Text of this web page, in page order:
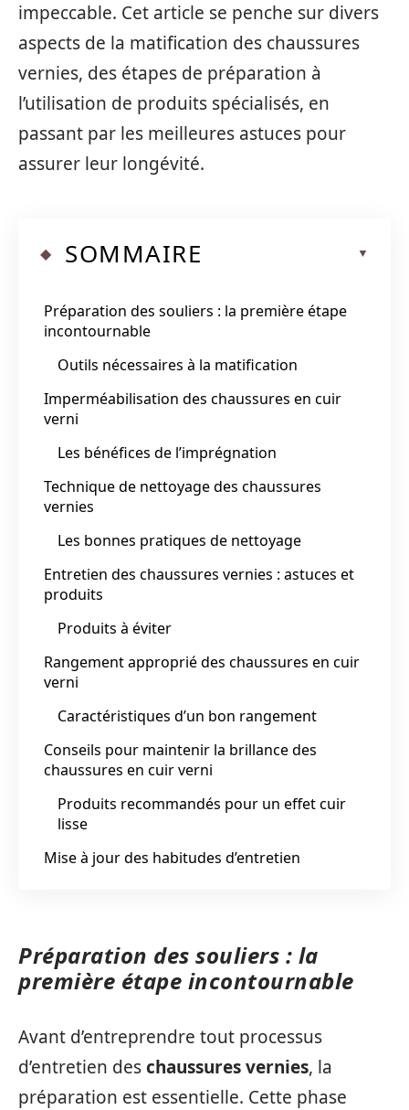
impeccable. Cet article se penche sur divers
aspects de la matification des chaussures
vernies, des étapes de préparation à
l’utilisation de produits spécialisés, en
passant par les meilleures astuces pour
assurer leur longévité.
SOMMAIRE
Préparation des souliers : la première étape
incontournable
Outils nécessaires à la matification
Imperméabilisation des chaussures en cuir
verni
Les bénéfices de l’imprégnation
Technique de nettoyage des chaussures
vernies
Les bonnes pratiques de nettoyage
Entretien des chaussures vernies : astuces et
produits
Produits à éviter
Rangement approprié des chaussures en cuir
verni
Caractéristiques d’un bon rangement
Conseils pour maintenir la brillance des
chaussures en cuir verni
Produits recommandés pour un effet cuir
lisse
Mise à jour des habitudes d’entretien
Préparation des souliers : la
première étape incontournable
Avant d’entreprendre tout processus
d’entretien deschaussures vernies, la
préparation est essentielle. Cette phase